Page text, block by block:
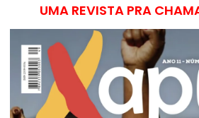
UMA REVISTA PRA